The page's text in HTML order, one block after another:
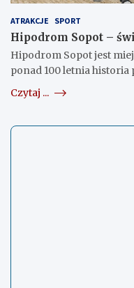
ATRAKCJE SPORT
Hipodrom Sopot –
Hipodrom Sopot jest
ponad 100 letnia historia
Czytaj ...